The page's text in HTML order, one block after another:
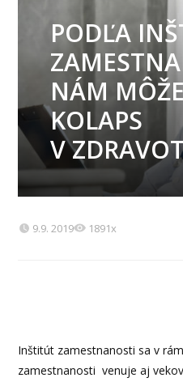
PODĽA
NÁM
KOLAPS
V
9.9. 2019 1891x
Inštitút zamestnanosti sa v
zamestnanosti venuje aj